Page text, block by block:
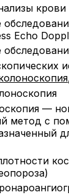
крови
Echo
—
метод с